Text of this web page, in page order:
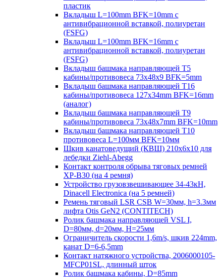
пластик
Вкладыш L=100mm BFK=10mm с
антивибрационной вставкой, полиуретан
(FSFG)
Вкладыш L=100mm BFK=16mm с
антивибрационной вставкой, полиуретан
(FSFG)
Вкладыш башмака направляющей T5
кабины/противовеса 73х48х9 BFK=5mm
Вкладыш башмака направляющей T16
кабины/противовеса 127х34mm BFK=16mm
(аналог)
Вкладыш башмака направляющей T9
кабины/противовеса 73х48х7mm BFK=10mm
Вкладыш башмака направляющей T10
противовеса L=100мм BFK=10мм
Шкив канатоведущий (КВШ) 210х6х10 для
лебедки Ziehl-Abegg
Контакт контроля обрыва тяговых ремней
XP-B30 (на 4 ремня)
Устройство грузовзвешивающее 34-43кН,
Dinacell Electronica (на 5 ремней)
Ремень тяговый LSR CSB W=30мм, h=3.3мм
лифта Otis GeN2 (CONTITECH)
Ролик башмака направляющей VSL I,
D=80мм, d=20мм, H=25мм
Ограничитель скорости 1,6m/s, шкив 224mm,
канат D=6-6,5mm
Контакт натяжного устройства, 2006000105-
MFCP01SL, длинный шток
Ролик башмака кабины, D=85mm